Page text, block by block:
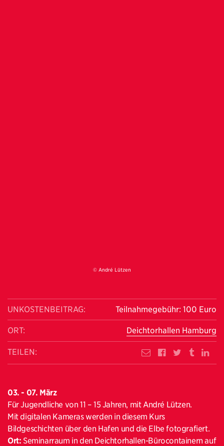
© André Lützen
UNKOSTENBEITRAG: Teilnahmegebühr: 100 Euro
ORT: Deichtorhallen Hamburg
TEILEN:
03. - 07. März
Für Jugendliche von 11 – 15 Jahren, mit André Lützen.
Mit digitalen Kameras werden in diesem Kurs
Bildgeschichten über den Hafen und die Elbe fotografiert.
Ort: Seminarraum in den Deichtorhallen-Bürocontainern auf